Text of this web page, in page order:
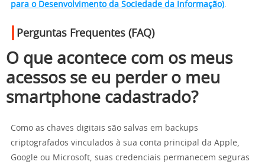
para o Desenvolvimento da Sociedade da Informação).
Perguntas Frequentes (FAQ)
O que acontece com os meus
acessos se eu perder o meu
smartphone cadastrado?
Como as chaves digitais são salvas em backups
criptografados vinculados à sua conta principal da Apple,
Google ou Microsoft, suas credenciais permanecem seguras